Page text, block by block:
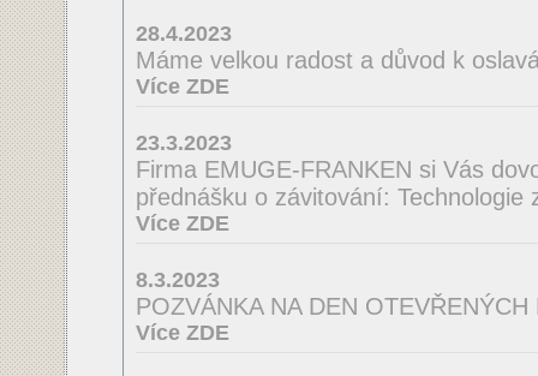
28.4.2023
Máme velkou radost a důvod k
Více ZDE
23.3.2023
Firma EMUGE-FRANKEN si Vás
přednášku o závitování: Technologie
Více ZDE
8.3.2023
POZVÁNKA NA DEN OTEVŘENÝCH
Více ZDE